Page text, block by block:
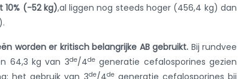
(-52 kg),al liggen nog steeds hoger (456,4 kg) dan
worden er kritisch belangrijke AB gebruikt. Bij rundvee
64,3 kg van 3de/4degeneratie cefalosporines gezien
de de